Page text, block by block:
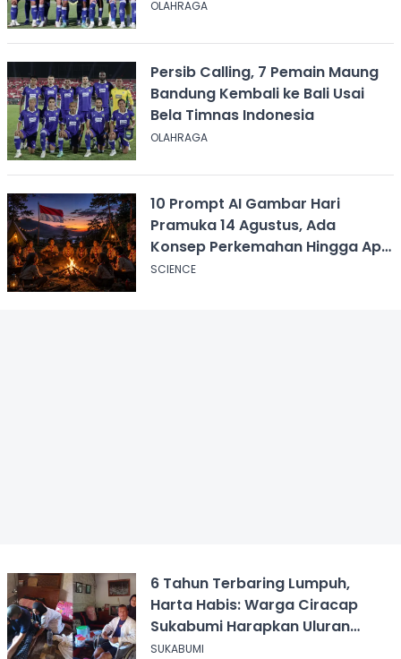
OLAHRAGA
Persib Calling, 7 Pemain Maung
Bandung Kembali ke Bali Usai
Bela Timnas Indonesia
OLAHRAGA
10 Prompt AI Gambar Hari
Pramuka 14 Agustus, Ada
Konsep Perkemahan Hingga Api
Unggun
SCIENCE
6 Tahun Terbaring Lumpuh,
Harta Habis: Warga Ciracap
Sukabumi Harapkan Uluran
Tangan KDM
SUKABUMI